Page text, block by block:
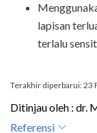
lapisan
terlalu
Terakhir diperbarui: 23